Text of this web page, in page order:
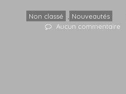
Non classé , Nouveautés
Aucun commentaire